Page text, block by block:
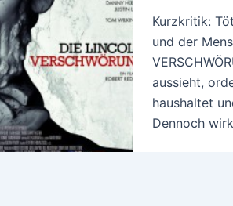
Kurzkritik:
und der
aussieht,
haushaltet
Dennoch